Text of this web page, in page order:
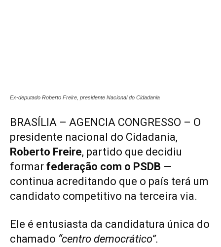
Ex-deputado Roberto Freire, presidente Nacional do Cidadania
BRASÍLIA – AGENCIA CONGRESSO – O
presidente nacional do Cidadania,
Roberto Freire, partido que decidiu
formar federação com o PSDB —
continua acreditando que o país terá um
candidato competitivo na terceira via.
Ele é entusiasta da candidatura única do
chamado “centro democrático”.